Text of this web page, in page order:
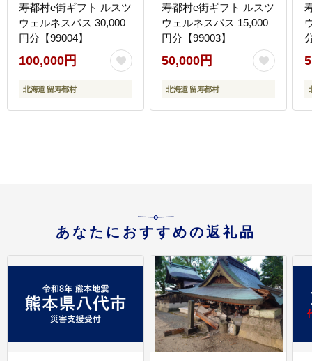
寿都村e街ギフト ルスツ
ウェルネスパス 30,000
円分【99004】
100,000円
北海道 留寿都村
寿都村e街ギフト ルスツ
ウェルネスパス 15,000
円分【99003】
50,000円
北海道 留寿都村
あなたにおすすめの返礼品